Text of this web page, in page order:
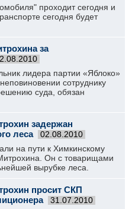
проходит сегодня и
сегодня будет
за
лидера партии «Яблоко»
сотруднику
суда, обязан
задержан
леса
02.08.2010
на пути к Химкинскому
Он с товарищами
вырубке леса.
просит СКП
31.07.2010